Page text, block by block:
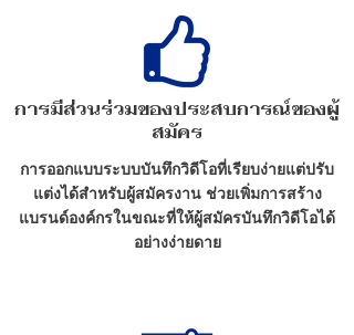
การมีส่วนร่วมของประสบการณ์ของผู้
สมัคร
การออกแบบระบบบันทึกวิดีโอที่เรียบง่ายแต่ปรับ
แต่งได้สำหรับผู้สมัครงาน ช่วยเพิ่มการสร้าง
แบรนด์องค์กรในขณะที่ให้ผู้สมัครบันทึกวิดีโอได้
อย่างง่ายดาย